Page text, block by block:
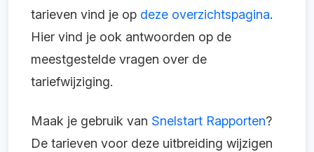
tarieven vind je op deze overzichtspagina.
Hier vind je ook antwoorden op de
meestgestelde vragen over de
tariefwijziging.
Maak je gebruik van Snelstart Rapporten?
De tarieven voor deze uitbreiding wijzigen